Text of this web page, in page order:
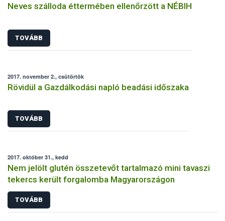
Neves szálloda éttermében ellenőrzött a NÉBIH
TOVÁBB
2017. november 2., csütörtök
Rövidül a Gazdálkodási napló beadási időszaka
TOVÁBB
2017. október 31., kedd
Nem jelölt glutén összetevőt tartalmazó mini tavaszi
tekercs került forgalomba Magyarországon
TOVÁBB